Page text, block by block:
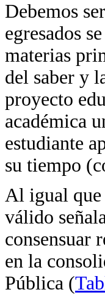
Debemos
egresados
materias
del saber y
proyecto
académica
estudiante
su tiempo
Al igual que
válido
consensuar
en la
Pública (